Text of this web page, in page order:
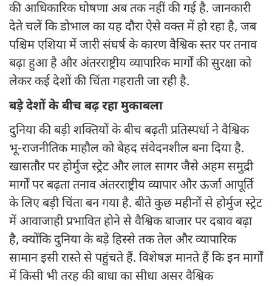
की आधिकारिक घोषणा अब तक नहीं की गई है. जानकारी
देते चलें कि डोभाल का यह दौरा ऐसे वक्त में हो रहा है, जब
पश्चिम एशिया में जारी संघर्ष के कारण वैश्विक स्तर पर तनाव
बढ़ा हुआ है और अंतरराष्ट्रीय व्यापारिक मार्गों की सुरक्षा को
लेकर कई देशों की चिंता गहराती जा रही है.
बड़े देशों के बीच बढ़ रहा मुकाबला
दुनिया की बड़ी शक्तियों के बीच बढ़ती प्रतिस्पर्धा ने वैश्विक
भू-राजनीतिक माहौल को बेहद संवेदनशील बना दिया है.
खासतौर पर होर्मुज स्ट्रेट और लाल सागर जैसे अहम समुद्री
मार्गों पर बढ़ता तनाव अंतरराष्ट्रीय व्यापार और ऊर्जा आपूर्ति
के लिए बड़ी चिंता बन गया है. बीते कुछ महीनों से होर्मुज स्ट्रेट
में आवाजाही प्रभावित होने से वैश्विक बाजार पर दबाव बढ़ा
है, क्योंकि दुनिया के बड़े हिस्से तक तेल और व्यापारिक
सामान इसी रास्ते से पहुंचते हैं. विशेषज्ञ मानते हैं कि इन मार्गों
में किसी भी तरह की बाधा का सीधा असर वैश्विक